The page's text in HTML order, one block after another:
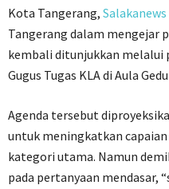
Kota Tangerang,
Tangerang dalam mengejar
kembali ditunjukkan melalui
Gugus Tugas KLA di Aula
Agenda tersebut
untuk meningkatkan
kategori utama. Namun
pada pertanyaan mendasar,